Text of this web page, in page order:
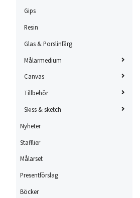
Gips
Resin
Glas & Porslinfärg
Målarmedium
Canvas
Tillbehör
Skiss & sketch
Nyheter
Stafflier
Målarset
Presentförslag
Böcker